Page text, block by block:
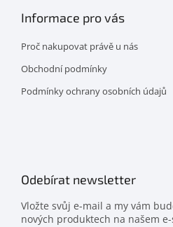
Informace pro vás
Proč nakupovat právě u nás
Obchodní podmínky
Podmínky ochrany osobních údajů
Odebírat newsletter
Vložte svůj e-mail a my vám
nových produktech na našem